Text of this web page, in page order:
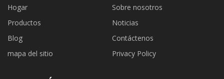
Hogar
Sobre nosotros
Productos
Noticias
Blog
Contáctenos
mapa del sitio
Privacy Policy